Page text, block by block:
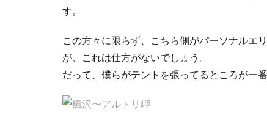
す。
この方々に限らず、こちら側がパーソナルエ
が、これは仕方がないでしょう。
だって、僕らがテントを張ってるところが一